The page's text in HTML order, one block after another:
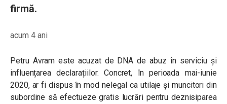
firmă.
acum 4 ani
Petru Avram este acuzat de DNA de abuz în serviciu și
influențarea declarațiilor. Concret, în perioada mai-iunie
2020, ar fi dispus în mod nelegal ca utilaje și muncitori din
subordine să efectueze gratis lucrări pentru deznisiparea